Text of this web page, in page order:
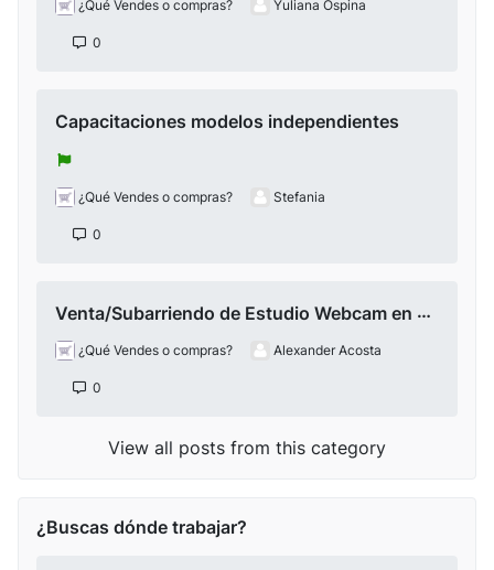
¿Qué Vendes o compras? Yuliana Ospina
0
Capacitaciones modelos independientes
¿Qué Vendes o compras? Stefania
0
Venta/Subarriendo de Estudio Webcam en Envigado-Antioquia
¿Qué Vendes o compras? Alexander Acosta
0
View all posts from this category
¿Buscas dónde trabajar?